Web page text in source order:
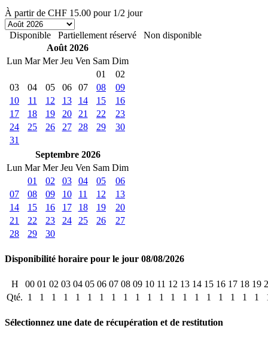
À partir de CHF 15.00 pour 1/2 jour
Disponible Partiellement réservé
Non disponible
Août 2026
Lun Mar Mer Jeu Ven Sam Dim
01
02
03
04 05 06 07 08
09
10
11 12 13 14 15
16
17
18 19 20 21 22
23
24
25 26 27 28 29
30
31
Septembre 2026
Lun Mar Mer Jeu Ven Sam Dim
01
02 03 04 05
06
07
08 09 10 11 12
13
14
15 16 17 18 19
20
21
22 23 24 25 26
27
28
29 30
Disponibilité horaire pour le jour 08/08/2026
H 00 01 02 03 04 05 06 07 08 09 10 11 12 13 14 15 16 17 18 19
Qté. 1 1 1 1 1 1 1 1 1 1 1 1 1 1 1 1 1 1 1 1
Sélectionnez une date de récupération et de restitution